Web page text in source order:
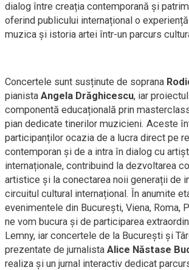
dialog între creația contemporană și
oferind publicului internațional o
muzica și istoria artei într-un parcurs
Concertele sunt susținute de soprana
pianista Angela Drăghicescu, iar
componentă educațională prin
pian dedicate tinerilor muzicieni. Aceste
participanților ocazia de a lucra direct pe
contemporan și de a intra în dialog cu
internaționale, contribuind la dezvoltarea
artistice și la conectarea noii generații de
circuitul cultural internațional. În anumite
evenimentele din București, Viena, Roma,
ne vom bucura și de participarea
Lemny, iar concertele de la București și
prezentate de jurnalista Alice Năstase
realiza și un jurnal interactiv dedicat